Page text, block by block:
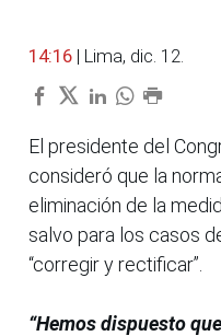
14:16 | Lima, dic. 12.
El presidente del
consideró que la
eliminación de la
salvo para los casos
“corregir y rectificar”.
“Hemos dispuesto